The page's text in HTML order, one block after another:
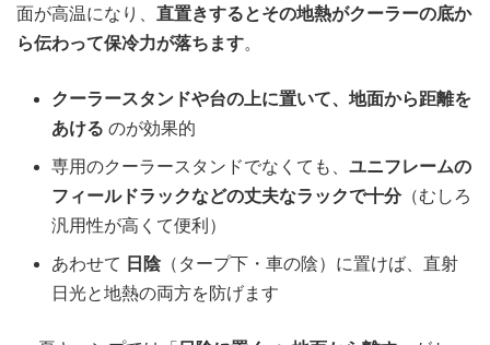
面が高温になり、 直置きするとその地熱がクーラーの底か
ら伝わって保冷力が落ちます。
クーラースタンドや台の上に置いて、地面から距離を
あける のが効果的
専用のクーラースタンドでなくても、 ユニフレームの
フィールドラックなどの丈夫なラックで十分（むしろ
汎用性が高くて便利）
あわせて 日陰 （タープ下・車の陰）に置けば、直射
日光と地熱の両方を防げます